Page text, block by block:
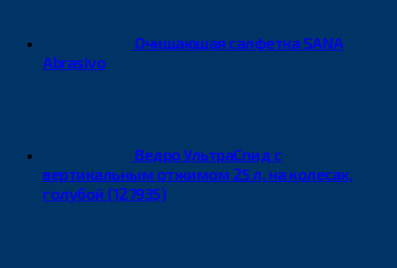
Очищающая салфетка SANA
Abrasivo
Ведро УльтраСпид с
вертикальным отжимом 25 л, на колесах,
голубой (127935)